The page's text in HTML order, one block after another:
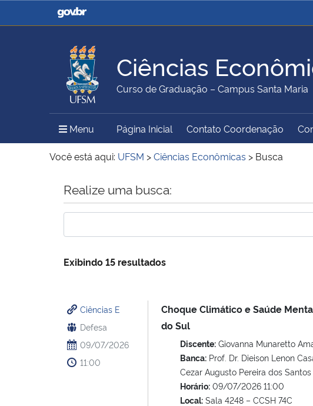
Casa Civil
Ministério da Justiça e
Ministério da Agricultura,
Pecuária e Abastecimento
Ministério da Educação
Ministério do Meio Ambiente Ministério do Turismo
Ciências
Curso de Graduação – Campus Santa Maria
Menu Menu Principal do Sítio
Página Inicial Contato Coordenação
Você está aqui: UFSM >Ciências Econômicas > Busca
Início do conteúdo
Realize uma busca:
Exibindo 15 resultados
Ciências E
Defesa
09/07/2026
11:00
Choque Climático e Saúde
do Sul
Discente:Giovanna Munaretto
Banca:Prof. Dr. Dieison Lenon
Cezar Augusto Pereira dos Santos
Horário:09/07/2026 11:00
Local:Sala 4248 – CCSH 74C